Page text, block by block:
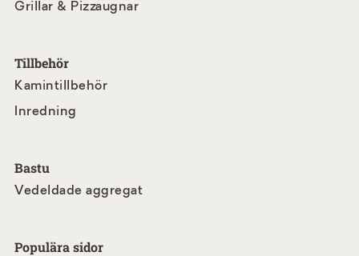
Grillar & Pizzaugnar
Tillbehör
Kamintillbehör
Inredning
Bastu
Vedeldade aggregat
Populära sidor